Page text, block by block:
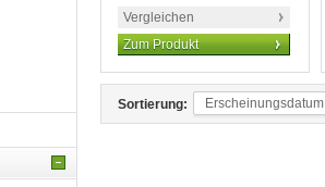
Vergleichen
Zum Produkt
Sortierung: Erscheinungsdatum